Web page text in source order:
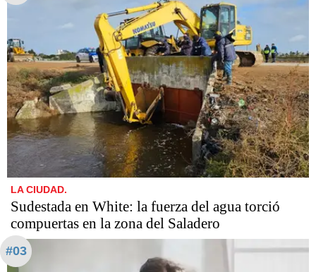
LA CIUDAD.
Sudestada en White: la fuerza del agua torció
compuertas en la zona del Saladero
#03